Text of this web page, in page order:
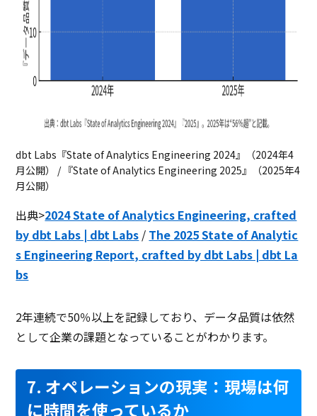
dbt Labs『State of Analytics Engineering 2024』（2024年4
月公開） / 『State of Analytics Engineering 2025』（2025年4
月公開）
出典>2024 State of Analytics Engineering, crafted
by dbt Labs | dbt Labs / The 2025 State of Analytic
s Engineering Report, crafted by dbt Labs | dbt La
bs
2年連続で50％以上を記録しており、データ品質は依然
として企業の課題となっていることがわかります。
7. オペレーションの現実：現場は何
に時間を使っているか